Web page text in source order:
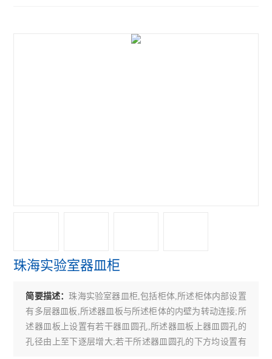
珠海实验室器皿柜
简要描述：珠海实验室器皿柜,包括柜体,所述柜体内部设置
有多层器皿板,所述器皿板与所述柜体的内壁为转动连接;所
述器皿板上设置有若干器皿圆孔,所述器皿板上器皿圆孔的
孔径由上至下逐层增大;若干所述器皿圆孔的下方均设置有